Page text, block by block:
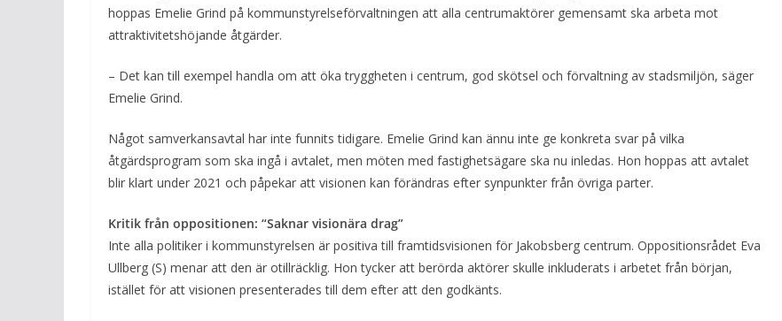
hoppas Emelie Grind på kommunstyrelseförvaltningen att alla centrumaktörer gemensamt ska arbeta mot
attraktivitetshöjande åtgärder.
– Det kan till exempel handla om att öka tryggheten i centrum, god skötsel och förvaltning av stadsmiljön, säger
Emelie Grind.
Något samverkansavtal har inte funnits tidigare. Emelie Grind kan ännu inte ge konkreta svar på vilka
åtgärdsprogram som ska ingå i avtalet, men möten med fastighetsägare ska nu inledas. Hon hoppas att avtalet
blir klart under 2021 och påpekar att visionen kan förändras efter synpunkter från övriga parter.
Kritik från oppositionen: “Saknar visionära drag”
Inte alla politiker i kommunstyrelsen är positiva till framtidsvisionen för Jakobsberg centrum. Oppositionsrådet Eva
Ullberg (S) menar att den är otillräcklig. Hon tycker att berörda aktörer skulle inkluderats i arbetet från början,
istället för att visionen presenterades till dem efter att den godkänts.